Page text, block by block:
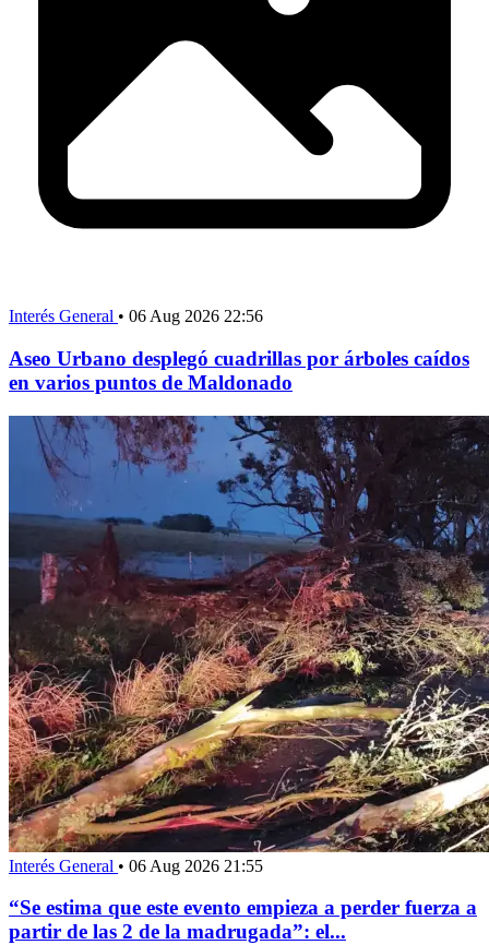
Interés General • 06 Aug 2026 22:56
Aseo Urbano desplegó cuadrillas por árboles caídos
en varios puntos de Maldonado
Interés General • 06 Aug 2026 21:55
“Se estima que este evento empieza a perder fuerza a
partir de las 2 de la madrugada”: el...